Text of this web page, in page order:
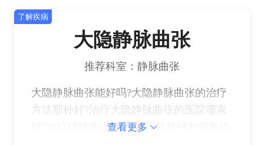
了解疾病
大隐静脉曲张
推荐科室：静脉曲张
大隐静脉曲张能好吗?大隐静脉曲张的治疗
方法那种好?治疗大隐静脉曲张的医院哪家
好?治疗静脉曲张,就找血管外科钟若雷教授.
查看更多